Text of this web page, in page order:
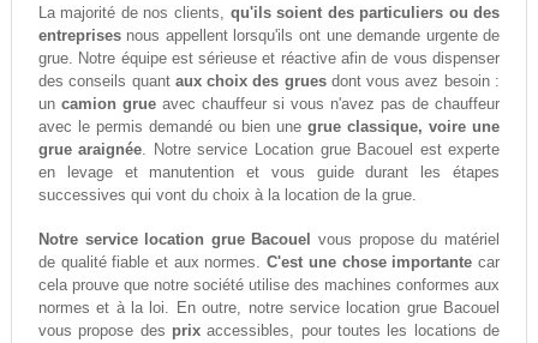
La majorité de nos clients, qu'ils soient des particuliers ou des
entreprisesnous appellent lorsqu'ils ont une demande urgente de
grue. Notre équipe est sérieuse et réactive afin de vous dispenser
des conseils quant aux choix des gruesdont vous avez besoin :
un camion grueavec chauffeur si vous n'avez pas de chauffeur
avec le permis demandé ou bien unegrue classique, voire une
grue araignée. Notre service Location grue Bacouel est experte
en levage et manutention et vous guide durant les étapes
successives qui vont du choix à la location de la grue.
Notre service location grue Bacouel
vous propose du matériel
de qualité fiable et aux normes.C'est une chose importante car
cela prouve que notre société utilise des machines conformes aux
normes et à la loi. En outre, notre service location grue Bacouel
vous propose des prixaccessibles, pour toutes les locations de